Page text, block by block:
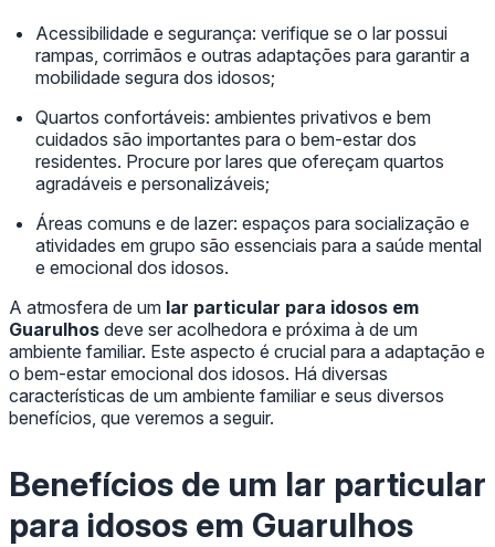
Acessibilidade e segurança: verifique se o lar possui
rampas, corrimãos e outras adaptações para garantir a
mobilidade segura dos idosos;
Quartos confortáveis: ambientes privativos e bem
cuidados são importantes para o bem-estar dos
residentes. Procure por lares que ofereçam quartos
agradáveis e personalizáveis;
Áreas comuns e de lazer: espaços para socialização e
atividades em grupo são essenciais para a saúde mental
e emocional dos idosos.
A atmosfera de um lar particular para idosos em
Guarulhos deve ser acolhedora e próxima à de um
ambiente familiar. Este aspecto é crucial para a adaptação e
o bem-estar emocional dos idosos. Há diversas
características de um ambiente familiar e seus diversos
benefícios, que veremos a seguir.
Benefícios de um lar particular
para idosos em Guarulhos